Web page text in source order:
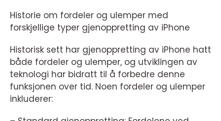
Historie om fordeler og ulemper med
forskjellige typer gjenoppretting av iPhone
Historisk sett har gjenoppretting av iPhone hatt
både fordeler og ulemper, og utviklingen av
teknologi har bidratt til å forbedre denne
funksjonen over tid. Noen fordeler og ulemper
inkluderer: